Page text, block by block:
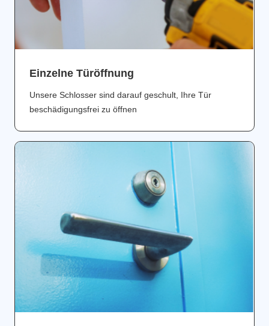
Einzelne Türöffnung
Unsere Schlosser sind darauf geschult, Ihre Tür
beschädigungsfrei zu öffnen